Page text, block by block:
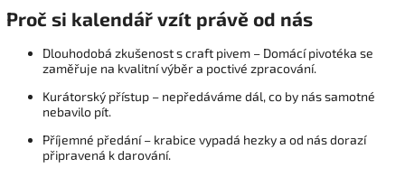
Proč si kalendář vzít právě od nás
Dlouhodobá zkušenost s craft pivem – Domácí pivotéka se
zaměřuje na kvalitní výběr a poctivé zpracování.
Kurátorský přístup – nepředáváme dál, co by nás samotné
nebavilo pít.
Příjemné předání – krabice vypadá hezky a od nás dorazí
připravená k darování.